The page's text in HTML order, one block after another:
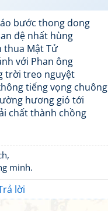
bước thong dong
đệ nhất hùng
thua Mật Tử
với Phan ông
trời treo nguyệt
tiếng vọng chuông
hương gió tới
chất thành chồng
minh.
lời